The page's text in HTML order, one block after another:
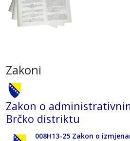
Zakoni
Zakon o
Brčko distriktu
008H13-25 Zakon o